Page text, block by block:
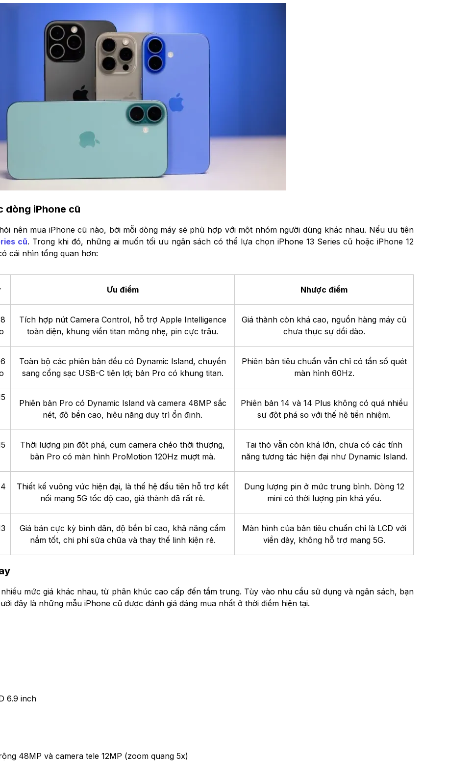
dòng iPhone cũ
nên mua iPhone cũ nào, bởi mỗi dòng máy sẽ phù hợp với một nhóm người dùng khác nhau. Nếu ưu tiên
cũ. Trong khi đó, những ai muốn tối ưu ngân sách có thể lựa chọn iPhone 13 Series cũ hoặc iPhone 12
cái nhìn tổng quan hơn:
Ưu điểm Nhược điểm
Tích hợp nút Camera Control, hỗ trợ Apple Intelligence
toàn diện, khung viền titan mỏng nhẹ, pin cực trâu.
Giá thành còn khá cao, nguồn hàng máy cũ
chưa thực sự dồi dào.
Toàn bộ các phiên bản đều có Dynamic Island, chuyển
sang cổng sạc USB-C tiện lợi; bản Pro có khung titan.
Phiên bản tiêu chuẩn vẫn chỉ có tần số quét
màn hình 60Hz.
Phiên bản Pro có Dynamic Island và camera 48MP sắc
nét, độ bền cao, hiệu năng duy trì ổn định.
Phiên bản 14 và 14 Plus không có quá nhiều
sự đột phá so với thế hệ tiền nhiệm.
Thời lượng pin đột phá, cụm camera chéo thời thượng,
bản Pro có màn hình ProMotion 120Hz mượt mà.
Tai thỏ vẫn còn khá lớn, chưa có các tính
năng tương tác hiện đại như Dynamic Island.
Thiết kế vuông vức hiện đại, là thế hệ đầu tiên hỗ trợ kết
nối mạng 5G tốc độ cao, giá thành đã rất rẻ.
Dung lượng pin ở mức trung bình. Dòng 12
mini có thời lượng pin khá yếu.
Giá bán cực kỳ bình dân, độ bền bỉ cao, khả năng cầm
nắm tốt, chi phí sửa chữa và thay thế linh kiện rẻ.
Màn hình của bản tiêu chuẩn chỉ là LCD với
viền dày, không hỗ trợ mạng 5G.
mức giá khác nhau, từ phân khúc cao cấp đến tầm trung. Tùy vào nhu cầu sử dụng và ngân sách, bạn
đây là những mẫu iPhone cũ được đánh giá đáng mua nhất ở thời điểm hiện tại.
6.9 inch
48MP và camera tele 12MP (zoom quang 5x)